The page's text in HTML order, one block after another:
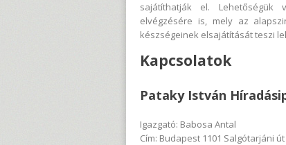
sajátíthatják el.
elvégzésére is, mely az
készségeinek elsajátítását teszi
Kapcsolatok
Pataky István
Igazgató: Babosa Antal
Cím: Budapest 1101 Salgótarjáni út